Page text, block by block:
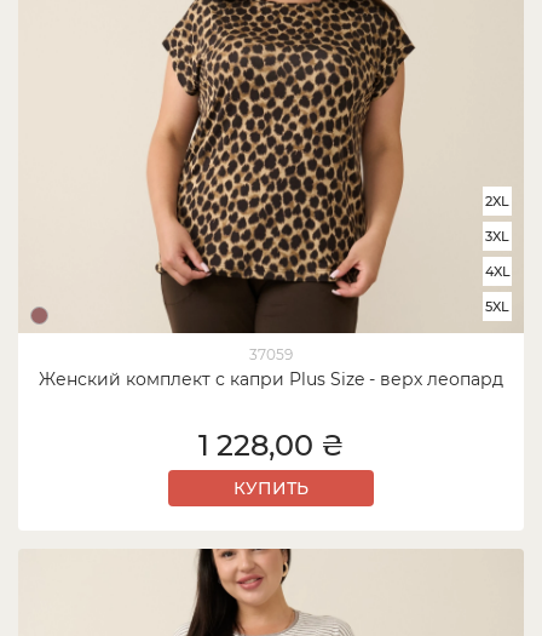
37059
Женский комплект с капри Plus Size - верх леопард
2XL
3XL
4XL
5XL
1 228,00 ₴
КУПИТЬ